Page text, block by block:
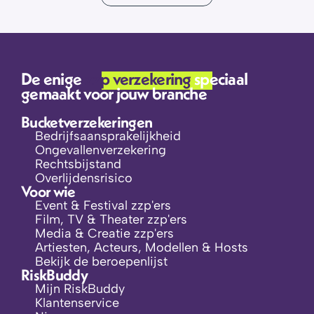
portal omgeving
De enige zzp verzekering speciaal
gemaakt voor jouw branche
Bucketverzekeringen
Bedrijfsaansprakelijkheid
Ongevallenverzekering
Rechtsbijstand
Overlijdensrisico
Voor wie
Event & Festival zzp'ers
Film, TV & Theater zzp'ers
Media & Creatie zzp'ers
Artiesten, Acteurs, Modellen & Hosts
Bekijk de beroepenlijst
RiskBuddy
Mijn RiskBuddy
Klantenservice